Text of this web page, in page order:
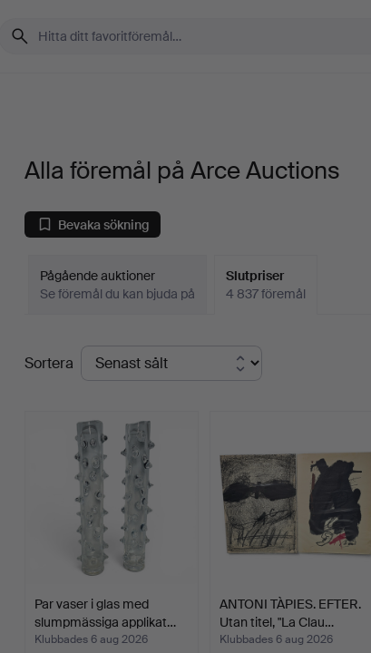
Alla föremål på Arce Auctions
Bevaka sökning
Pågående auktioner
Se föremål du kan bjuda på
Slutpriser
4 837 föremål
Slutpriser
Sortera
Par vaser i glas med
slumpmässiga applikat…
Klubbades 6 aug 2026
ANTONI TÀPIES. EFTER.
Utan titel, "La Clau…
Klubbades 6 aug 2026